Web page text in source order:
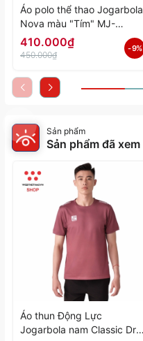
Áo polo thể thao Jogarbola
Nova màu "Tím" MJ-
A4197-04 - Hàng Chính
Hãng
410.000₫
450.000₫
- 9%
Sản phẩm
Sản phẩm đã xem
Áo thun Động Lực
Jogarbola nam Classic Dri-